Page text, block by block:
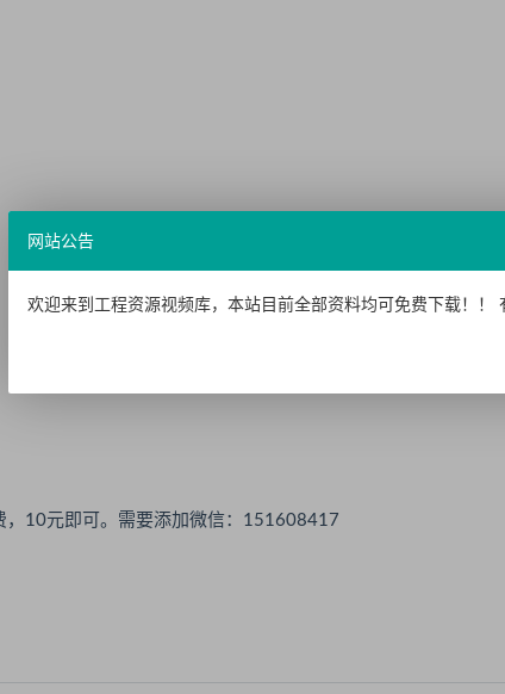
，10元即可。需要添加微信：151608417
网站公告
欢迎来到工程资源视频库，本站目前全部资料均可免费下载！